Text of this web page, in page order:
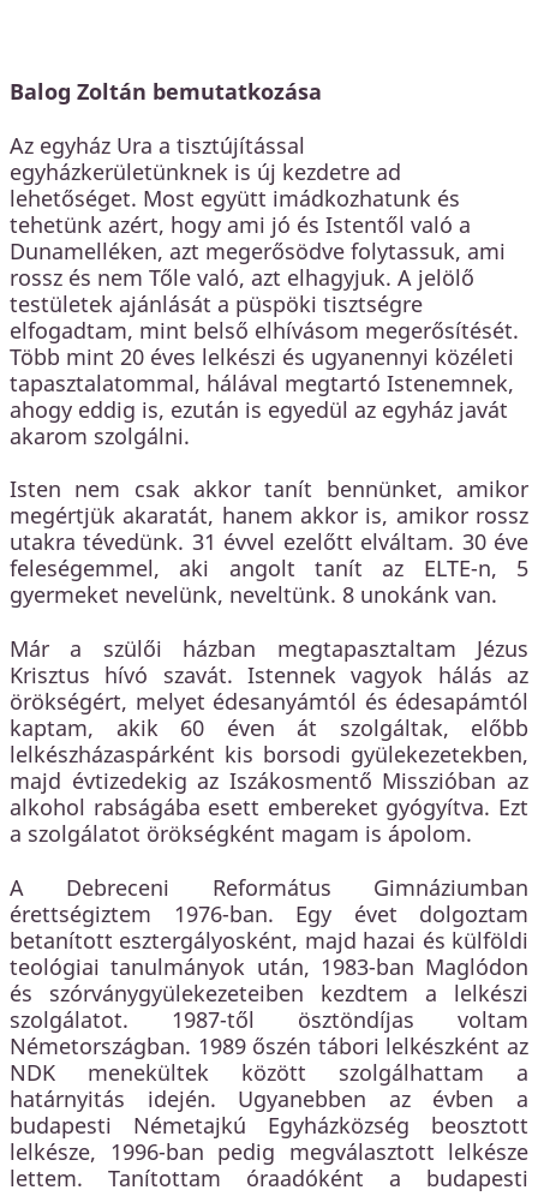
Balog Zoltán bemutatkozása
Az egyház Ura a tisztújítással
egyházkerületünknek is új kezdetre ad
lehetőséget. Most együtt imádkozhatunk és
tehetünk azért, hogy ami jó és Istentől való a
Dunamelléken, azt megerősödve folytassuk, ami
rossz és nem Tőle való, azt elhagyjuk. A jelölő
testületek ajánlását a püspöki tisztségre
elfogadtam, mint belső elhívásom megerősítését.
Több mint 20 éves lelkészi és ugyanennyi közéleti
tapasztalatommal, hálával megtartó Istenemnek,
ahogy eddig is, ezután is egyedül az egyház javát
akarom szolgálni.
Isten nem csak akkor tanít bennünket, amikor
megértjük akaratát, hanem akkor is, amikor rossz
utakra tévedünk. 31 évvel ezelőtt elváltam. 30 éve
feleségemmel, aki angolt tanít az ELTE-n, 5
gyermeket nevelünk, neveltünk. 8 unokánk van.
Már a szülői házban megtapasztaltam Jézus
Krisztus hívó szavát. Istennek vagyok hálás az
örökségért, melyet édesanyámtól és édesapámtól
kaptam, akik 60 éven át szolgáltak, előbb
lelkészházaspárként kis borsodi gyülekezetekben,
majd évtizedekig az Iszákosmentő Misszióban az
alkohol rabságába esett embereket gyógyítva. Ezt
a szolgálatot örökségként magam is ápolom.
A Debreceni Református Gimnáziumban
érettségiztem 1976-ban. Egy évet dolgoztam
betanított esztergályosként, majd hazai és külföldi
teológiai tanulmányok után, 1983-ban Maglódon
és szórványgyülekezeteiben kezdtem a lelkészi
szolgálatot. 1987-től ösztöndíjas voltam
Németországban. 1989 őszén tábori lelkészként az
NDK menekültek között szolgálhattam a
határnyitás idején. Ugyanebben az évben a
budapesti Németajkú Egyházközség beosztott
lelkésze, 1996-ban pedig megválasztott lelkésze
lettem. Tanítottam óraadóként a budapesti